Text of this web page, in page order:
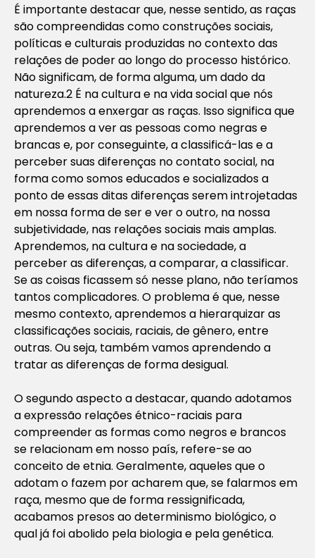
É importante destacar que, nesse sentido, as raças
são compreendidas como construções sociais,
políticas e culturais produzidas no contexto das
relações de poder ao longo do processo histórico.
Não significam, de forma alguma, um dado da
natureza.2 É na cultura e na vida social que nós
aprendemos a enxergar as raças. Isso significa que
aprendemos a ver as pessoas como negras e
brancas e, por conseguinte, a classificá-las e a
perceber suas diferenças no contato social, na
forma como somos educados e socializados a
ponto de essas ditas diferenças serem introjetadas
em nossa forma de ser e ver o outro, na nossa
subjetividade, nas relações sociais mais amplas.
Aprendemos, na cultura e na sociedade, a
perceber as diferenças, a comparar, a classificar.
Se as coisas ficassem só nesse plano, não teríamos
tantos complicadores. O problema é que, nesse
mesmo contexto, aprendemos a hierarquizar as
classificações sociais, raciais, de gênero, entre
outras. Ou seja, também vamos aprendendo a
tratar as diferenças de forma desigual.
O segundo aspecto a destacar, quando adotamos
a expressão relações étnico-raciais para
compreender as formas como negros e brancos
se relacionam em nosso país, refere-se ao
conceito de etnia. Geralmente, aqueles que o
adotam o fazem por acharem que, se falarmos em
raça, mesmo que de forma ressignificada,
acabamos presos ao determinismo biológico, o
qual já foi abolido pela biologia e pela genética.